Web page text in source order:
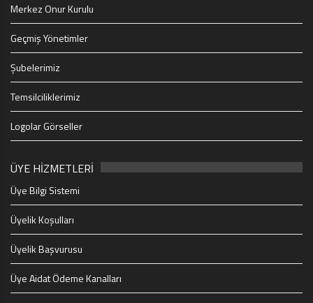
Merkez Onur Kurulu
Geçmiş Yönetimler
Şubelerimiz
Temsilciliklerimiz
Logolar Görseller
ÜYE HİZMETLERİ
Üye Bilgi Sistemi
Üyelik Koşulları
Üyelik Başvurusu
Üye Aidat Ödeme Kanalları